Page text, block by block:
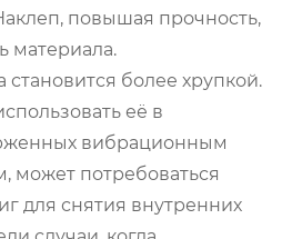
повышая прочность,
материала.
становится более хрупкой.
её в
вибрационным
может потребоваться
для снятия внутренних